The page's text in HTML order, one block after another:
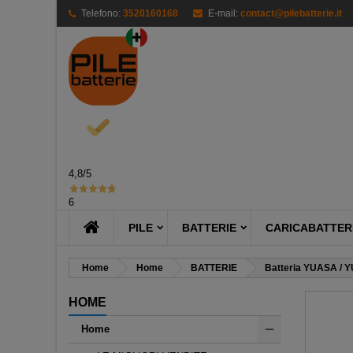
Telefono: 3520160168 E-mail: contact@pilebatterie.it
4,8/5
6
PILE BATTERIE
Home Home BATTERIE Batteria YUASA /
HOME
Home